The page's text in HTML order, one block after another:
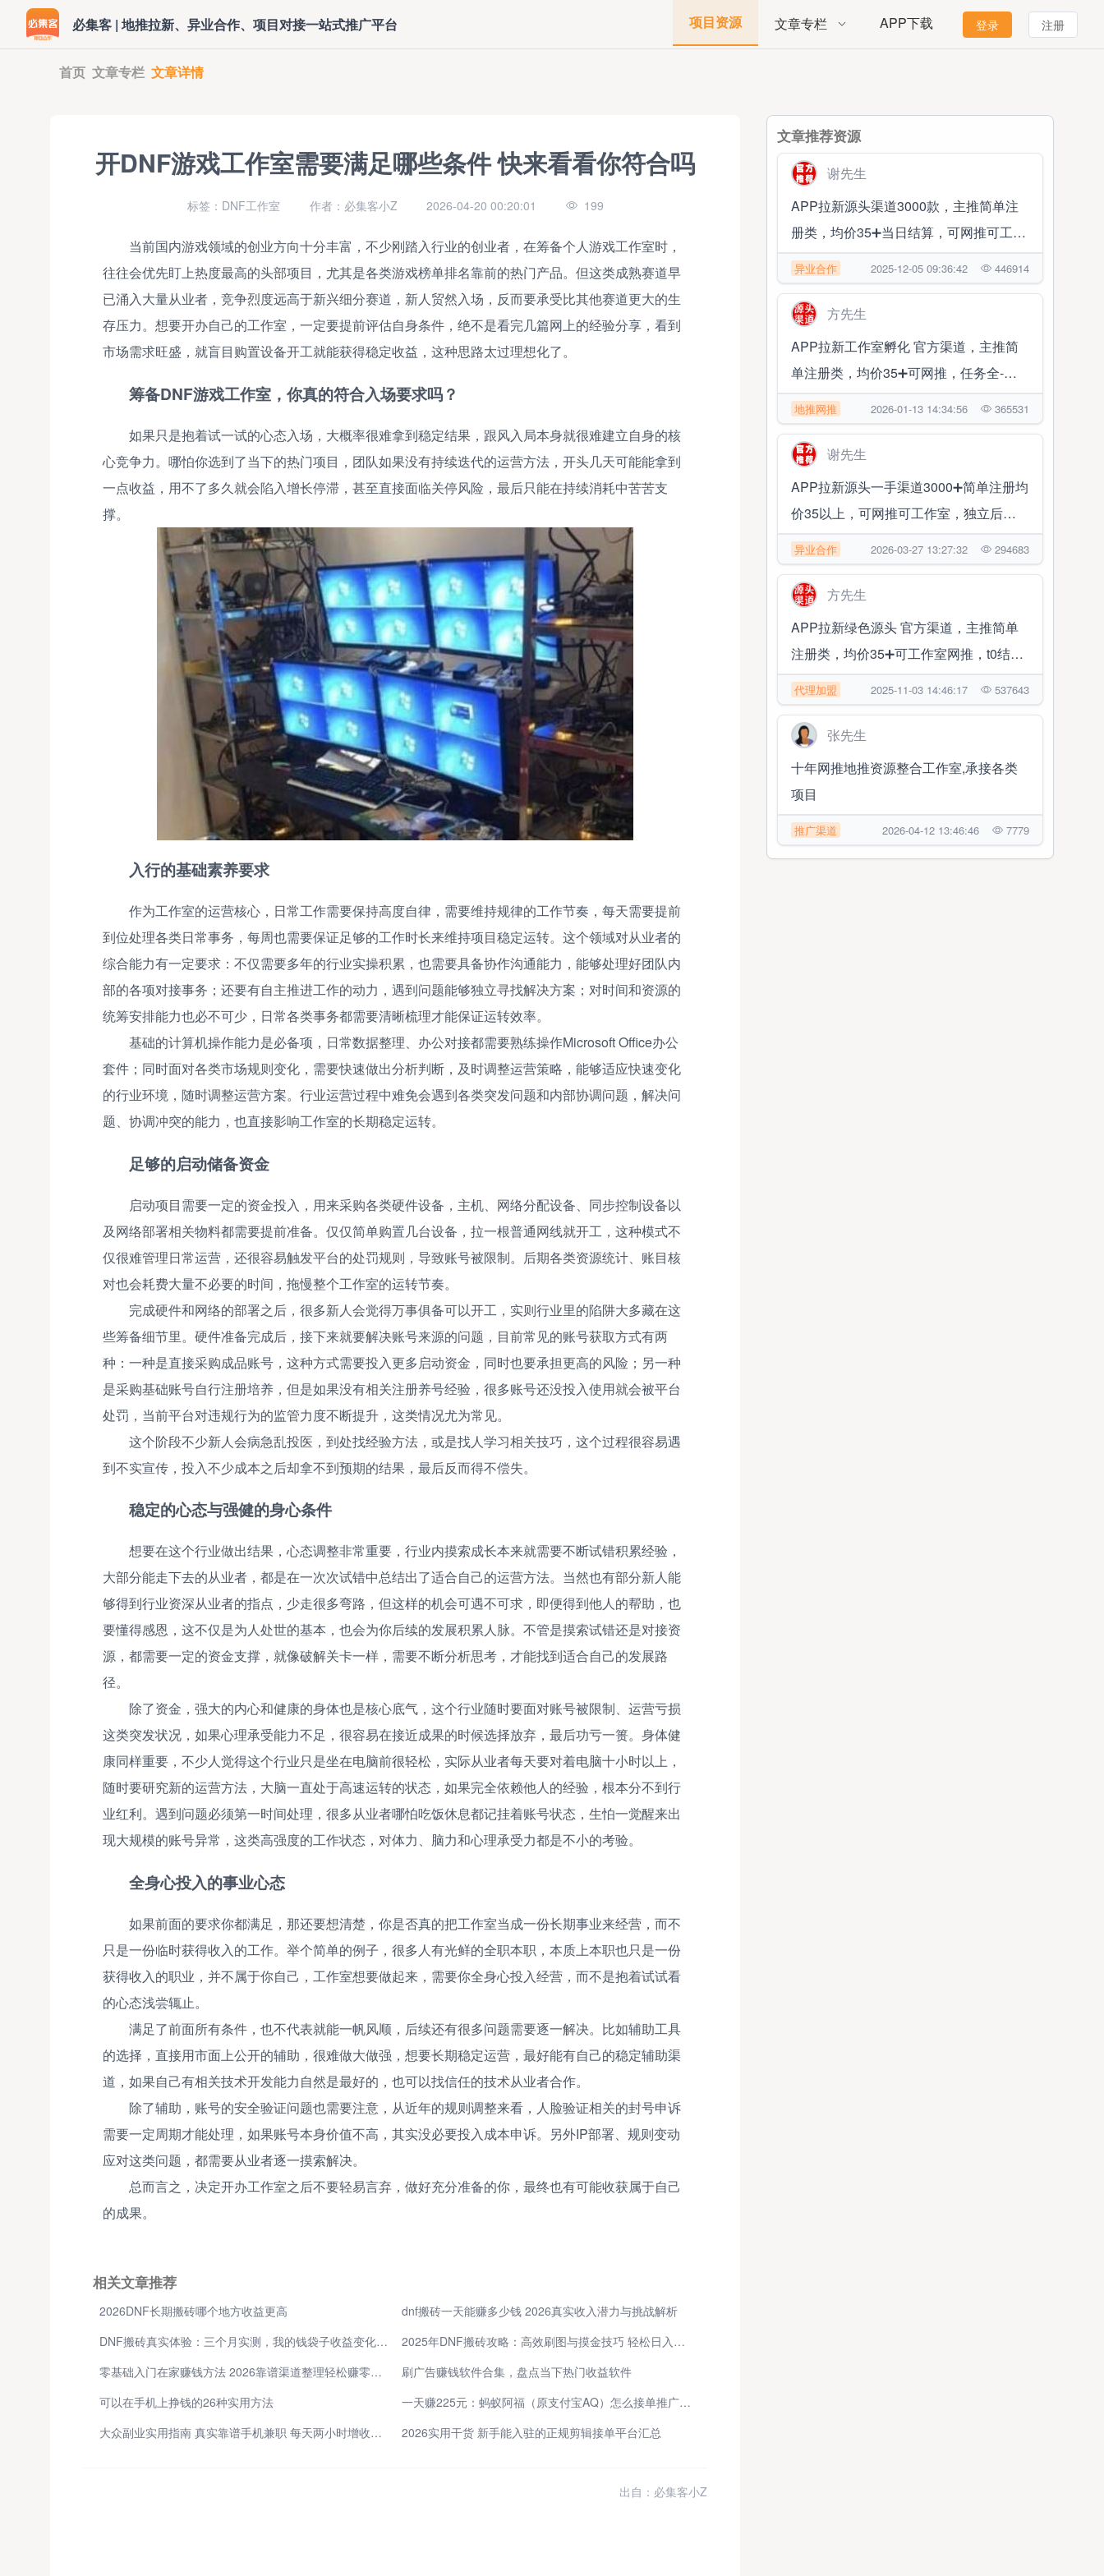
必集客 | 地推拉新、异业合作、项目对接一站式推广平台 项目资源 文章专栏 APP下载 登录 注册
首页 文章专栏 文章详情
开DNF游戏工作室需要满足哪些条件 快来看看你符合吗
标签：DNF工作室 作者：必集客小Z 2026-04-20 00:20:01 199
当前国内游戏领域的创业方向十分丰富，不少刚踏入行业的创业者，在筹备个人游戏工作室时，
往往会优先盯上热度最高的头部项目，尤其是各类游戏榜单排名靠前的热门产品。但这类成熟赛道早
已涌入大量从业者，竞争烈度远高于新兴细分赛道，新人贸然入场，反而要承受比其他赛道更大的生
存压力。想要开办自己的工作室，一定要提前评估自身条件，绝不是看完几篇网上的经验分享，看到
市场需求旺盛，就盲目购置设备开工就能获得稳定收益，这种思路太过理想化了。
筹备DNF游戏工作室，你真的符合入场要求吗？
如果只是抱着试一试的心态入场，大概率很难拿到稳定结果，跟风入局本身就很难建立自身的核
心竞争力。哪怕你选到了当下的热门项目，团队如果没有持续迭代的运营方法，开头几天可能能拿到
一点收益，用不了多久就会陷入增长停滞，甚至直接面临关停风险，最后只能在持续消耗中苦苦支
撑。
入行的基础素养要求
作为工作室的运营核心，日常工作需要保持高度自律，需要维持规律的工作节奏，每天需要提前
到位处理各类日常事务，每周也需要保证足够的工作时长来维持项目稳定运转。这个领域对从业者的
综合能力有一定要求：不仅需要多年的行业实操积累，也需要具备协作沟通能力，能够处理好团队内
部的各项对接事务；还要有自主推进工作的动力，遇到问题能够独立寻找解决方案；对时间和资源的
统筹安排能力也必不可少，日常各类事务都需要清晰梳理才能保证运转效率。
基础的计算机操作能力是必备项，日常数据整理、办公对接都需要熟练操作Microsoft Office办公
套件；同时面对各类市场规则变化，需要快速做出分析判断，及时调整运营策略，能够适应快速变化
的行业环境，随时调整运营方案。行业运营过程中难免会遇到各类突发问题和内部协调问题，解决问
题、协调冲突的能力，也直接影响工作室的长期稳定运转。
足够的启动储备资金
启动项目需要一定的资金投入，用来采购各类硬件设备，主机、网络分配设备、同步控制设备以
及网络部署相关物料都需要提前准备。仅仅简单购置几台设备，拉一根普通网线就开工，这种模式不
仅很难管理日常运营，还很容易触发平台的处罚规则，导致账号被限制。后期各类资源统计、账目核
对也会耗费大量不必要的时间，拖慢整个工作室的运转节奏。
完成硬件和网络的部署之后，很多新人会觉得万事俱备可以开工，实则行业里的陷阱大多藏在这
些筹备细节里。硬件准备完成后，接下来就要解决账号来源的问题，目前常见的账号获取方式有两
种：一种是直接采购成品账号，这种方式需要投入更多启动资金，同时也要承担更高的风险；另一种
是采购基础账号自行注册培养，但是如果没有相关注册养号经验，很多账号还没投入使用就会被平台
处罚，当前平台对违规行为的监管力度不断提升，这类情况尤为常见。
这个阶段不少新人会病急乱投医，到处找经验方法，或是找人学习相关技巧，这个过程很容易遇
到不实宣传，投入不少成本之后却拿不到预期的结果，最后反而得不偿失。
稳定的心态与强健的身心条件
想要在这个行业做出结果，心态调整非常重要，行业内摸索成长本来就需要不断试错积累经验，
大部分能走下去的从业者，都是在一次次试错中总结出了适合自己的运营方法。当然也有部分新人能
够得到行业资深从业者的指点，少走很多弯路，但这样的机会可遇不可求，即便得到他人的帮助，也
要懂得感恩，这不仅是为人处世的基本，也会为你后续的发展积累人脉。不管是摸索试错还是对接资
源，都需要一定的资金支撑，就像破解关卡一样，需要不断分析思考，才能找到适合自己的发展路
径。
除了资金，强大的内心和健康的身体也是核心底气，这个行业随时要面对账号被限制、运营亏损
这类突发状况，如果心理承受能力不足，很容易在接近成果的时候选择放弃，最后功亏一篑。身体健
康同样重要，不少人觉得这个行业只是坐在电脑前很轻松，实际从业者每天要对着电脑十小时以上，
随时要研究新的运营方法，大脑一直处于高速运转的状态，如果完全依赖他人的经验，根本分不到行
业红利。遇到问题必须第一时间处理，很多从业者哪怕吃饭休息都记挂着账号状态，生怕一觉醒来出
现大规模的账号异常，这类高强度的工作状态，对体力、脑力和心理承受力都是不小的考验。
全身心投入的事业心态
如果前面的要求你都满足，那还要想清楚，你是否真的把工作室当成一份长期事业来经营，而不
只是一份临时获得收入的工作。举个简单的例子，很多人有光鲜的全职本职，本质上本职也只是一份
获得收入的职业，并不属于你自己，工作室想要做起来，需要你全身心投入经营，而不是抱着试试看
的心态浅尝辄止。
满足了前面所有条件，也不代表就能一帆风顺，后续还有很多问题需要逐一解决。比如辅助工具
的选择，直接用市面上公开的辅助，很难做大做强，想要长期稳定运营，最好能有自己的稳定辅助渠
道，如果自己有相关技术开发能力自然是最好的，也可以找信任的技术从业者合作。
除了辅助，账号的安全验证问题也需要注意，从近年的规则调整来看，人脸验证相关的封号申诉
需要一定周期才能处理，如果账号本身价值不高，其实没必要投入成本申诉。另外IP部署、规则变动
应对这类问题，都需要从业者逐一摸索解决。
总而言之，决定开办工作室之后不要轻易言弃，做好充分准备的你，最终也有可能收获属于自己
的成果。
相关文章推荐
2026DNF长期搬砖哪个地方收益更高
dnf搬砖一天能赚多少钱 2026真实收入潜力与挑战解析
DNF搬砖真实体验：三个月实测，我的钱袋子收益变化全记录
2025年DNF搬砖攻略：高效刷图与摸金技巧 轻松日入百万金币
零基础入门在家赚钱方法 2026靠谱渠道整理轻松赚零花钱
刷广告赚钱软件合集，盘点当下热门收益软件
可以在手机上挣钱的26种实用方法
一天赚225元：蚂蚁阿福（原支付宝AQ）怎么接单推广赚钱？除官方定向邀约外，还有必集客！
大众副业实用指南 真实靠谱手机兼职 每天两小时增收不愁
2026实用干货 新手能入驻的正规剪辑接单平台汇总
出自：必集客小Z
文章推荐资源
谢先生
APP拉新源头渠道3000款，主推简单注
册类，均价35➕当日结算，可网推可工作
室
异业合作 2025-12-05 09:36:42 446914
方先生
APP拉新工作室孵化 官方渠道，主推简
单注册类，均价35➕可网推，任务全-持
续更新当日结算
地推网推 2026-01-13 14:34:56 365531
谢先生
APP拉新源头一手渠道3000➕简单注册均
价35以上，可网推可工作室，独立后
台，当日结算
异业合作 2026-03-27 13:27:32 294683
方先生
APP拉新绿色源头 官方渠道，主推简单
注册类，均价35➕可工作室网推，t0结算
✔帮扶落地
代理加盟 2025-11-03 14:46:17 537643
张先生
十年网推地推资源整合工作室,承接各类
项目
推广渠道 2026-04-12 13:46:46 7779